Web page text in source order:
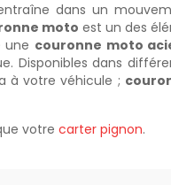
dans un
moto est un des
une couronne moto
Disponibles dans
à votre véhicule ;
votre carter pignon.